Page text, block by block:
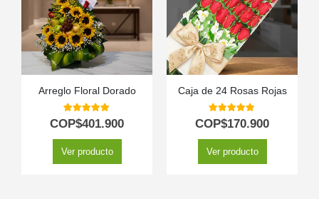
Arreglo Floral Dorado
5.00out of 5
COP$401.900
Ver producto
Caja de 24 Rosas Rojas
5.00out of 5
COP$170.900
Ver producto